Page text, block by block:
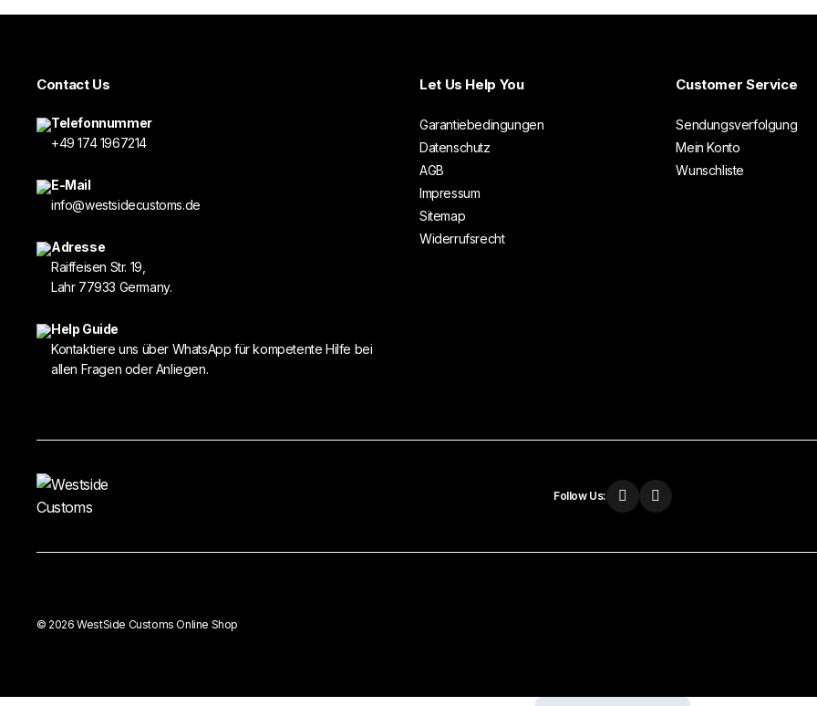
Contact Us
Telefonnummer
+49 174 1967214
E-Mail
info@westsidecustoms.de
Adresse
Raiffeisen Str. 19,
Lahr 77933 Germany.
Help Guide
Kontaktiere uns über WhatsApp für kompetente Hilfe bei
allen Fragen oder Anliegen.
Let Us Help You
Garantiebedingungen
Datenschutz
AGB
Impressum
Sitemap
Widerrufsrecht
Customer Service
Sendungsverfolgung
Mein Konto
Wunschliste
Follow Us:
© 2026 WestSide Customs Online Shop